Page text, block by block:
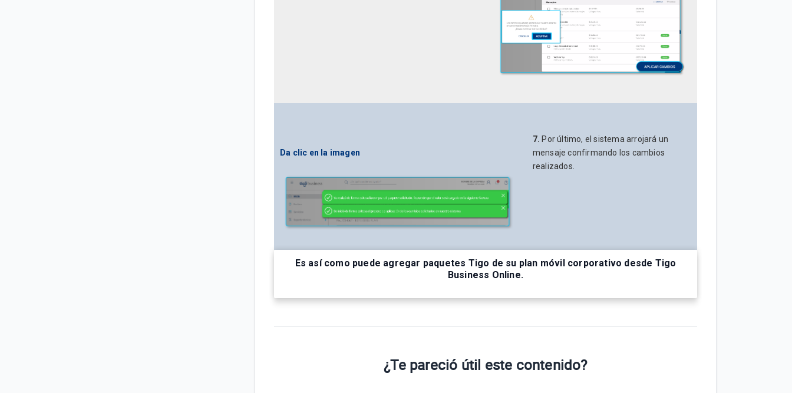
Da clic en la imagen
7. Por último, el sistema arrojará un
mensaje confirmando los cambios
realizados.
Es así como puede agregar paquetes Tigo de su plan móvil corporativo desde Tigo
Business Online.
¿Te pareció útil este contenido?